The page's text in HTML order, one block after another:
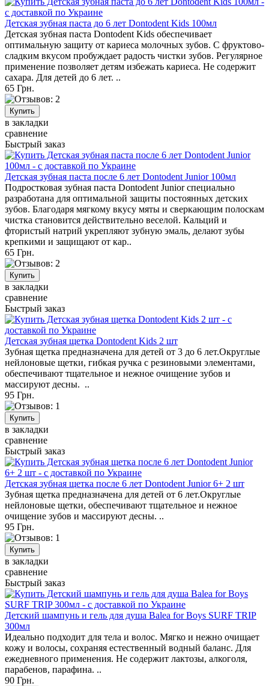
Детская зубная паста до 6 лет Dontodent Kids 100мл
Детская зубная паста Dontodent Kids обеспечивает
оптимальную защиту от кариеса молочных зубов. С фруктово-
сладким вкусом пробуждает радость чистки зубов. Регулярное
применение позволяет детям избежать кариеса. Не содержит
сахара. Для детей до 6 лет. ..
65 Грн.
в закладки
сравнение
Быстрый заказ
Детская зубная паста после 6 лет Dontodent Junior 100мл
Подростковая зубная паста Dontodent Junior специально
разработана для оптимальной защиты постоянных детских
зубов. Благодаря мягкому вкусу мяты и сверкающим полоскам
чистка становится действительно веселой. Кальций и
фтористый натрий укрепляют зубную эмаль, делают зубы
крепкими и защищают от кар..
65 Грн.
в закладки
сравнение
Быстрый заказ
Детская зубная щетка Dontodent Kids 2 шт
Зубная щетка предназначена для детей от 3 до 6 лет.Округлые
нейлоновые щетки, гибкая ручка с резиновыми элементами,
обеспечивают тщательное и нежное очищение зубов и
массируют десны. ..
95 Грн.
в закладки
сравнение
Быстрый заказ
Детская зубная щетка после 6 лет Dontodent Junior 6+ 2 шт
Зубная щетка предназначена для детей от 6 лет.Округлые
нейлоновые щетки, обеспечивают тщательное и нежное
очищение зубов и массируют десны. ..
95 Грн.
в закладки
сравнение
Быстрый заказ
Детский шампунь и гель для душа Balea for Boys SURF TRIP
300мл
Идеально подходит для тела и волос. Мягко и нежно очищает
кожу и волосы, сохраняя естественный водный баланс. Для
ежедневного применения. Не содержит лактозы, алкоголя,
парабенов, парафина. ..
90 Грн.